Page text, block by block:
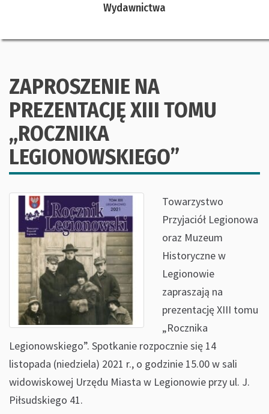
Wydawnictwa
ZAPROSZENIE NA
PREZENTACJĘ XIII TOMU
„ROCZNIKA
LEGIONOWSKIEGO”
Towarzystwo
Przyjaciół Legionowa
oraz Muzeum
Historyczne w
Legionowie
zapraszają na
prezentację XIII tomu
„Rocznika
Legionowskiego”. Spotkanie rozpocznie się 14
listopada (niedziela) 2021 r., o godzinie 15.00 w sali
widowiskowej Urzędu Miasta w Legionowie przy ul. J.
Piłsudskiego 41.